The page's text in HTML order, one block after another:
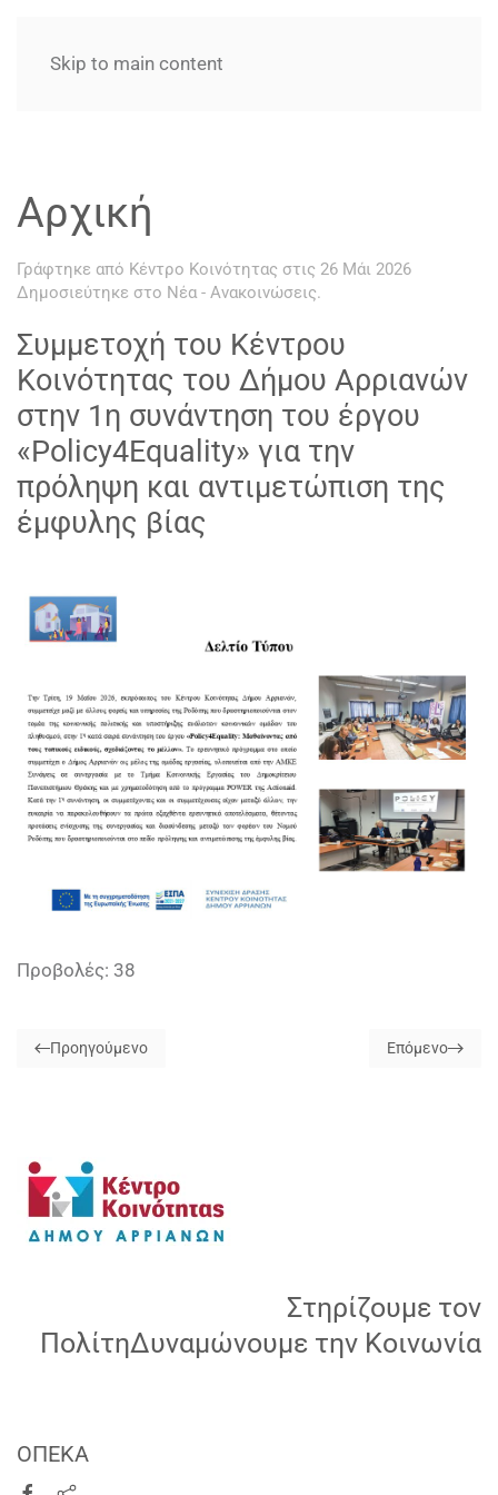
Skip to main content
Αρχική
Γράφτηκε από Κέντρο Κοινότητας στις 26 Μάι 2026
Δημοσιεύτηκε στο Νέα - Ανακοινώσεις.
Συμμετοχή του Κέντρου
Κοινότητας του Δήμου Αρριανών
στην 1η συνάντηση του έργου
«Policy4Equality» για την
πρόληψη και αντιμετώπιση της
έμφυλης βίας
Προβολές: 38
Προηγούμενο Επόμενο
Στηρίζουμε τον
ΠολίτηΔυναμώνουμε την Κοινωνία
ΟΠΕΚΑ